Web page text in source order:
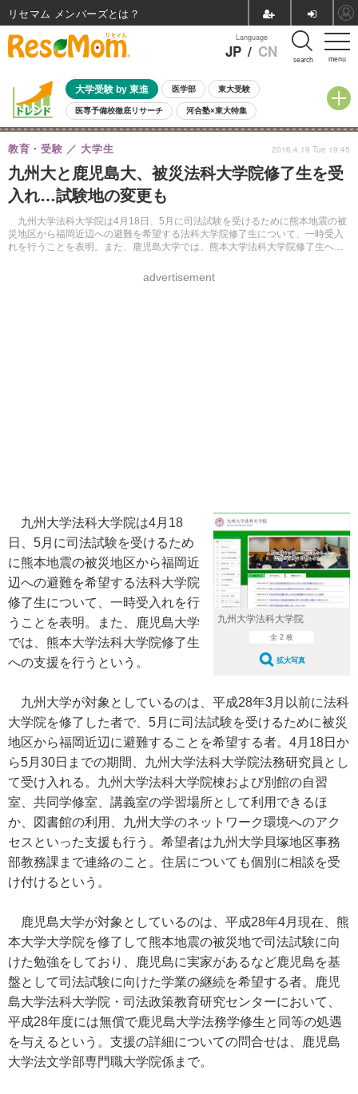
menu
Language
JP / CN search
大学受験 by 東進 医学部 東大受験
医専予備校徹底リサーチ 河合塾×東大特集
親子で考える大学選び 高校受験 中学受験 小学校受験
共通テスト 夏休み
8月開催イベント・WS 全国公立高校 過去問 人気記事
自由研究教材（小学生向け） 自由研究教材（中学生向け）
九州大と鹿児島大、被災法科大学院修了生を受
入れ…試験地の変更も
九州大学法科大学院は4月18日、5月に司法試験を受けるために熊本地震の被
災地区から福岡近辺への避難を希望する法科大学院修了生について、一時受入
れを行うことを表明。また、鹿児島大学では、熊本大学法科大学院修了生への
教育・受験 大学生
advertisement
2016.4.19 Tue 19:45
九州大学法科大学院
全 2 枚
拡大写真
九州大学法科大学院は4月18
日、5月に司法試験を受けるため
に熊本地震の被災地区から福岡近
辺への避難を希望する法科大学院
修了生について、一時受入れを行
うことを表明。また、鹿児島大学
では、熊本大学法科大学院修了生
への支援を行うという。
九州大学が対象としているのは、平成28年3月以前に法科
大学院を修了した者で、5月に司法試験を受けるために被災
地区から福岡近辺に避難することを希望する者。4月18日か
ら5月30日までの期間、九州大学法科大学院法務研究員とし
て受け入れる。九州大学法科大学院棟および別館の自習
室、共同学修室、講義室の学習場所として利用できるほ
か、図書館の利用、九州大学のネットワーク環境へのアク
セスといった支援も行う。希望者は九州大学貝塚地区事務
部教務課まで連絡のこと。住居についても個別に相談を受
け付けるという。
鹿児島大学が対象としているのは、平成28年4月現在、熊
本大学大学院を修了して熊本地震の被災地で司法試験に向
けた勉強をしており、鹿児島に実家があるなど鹿児島を基
盤として司法試験に向けた学業の継続を希望する者。鹿児
島大学法科大学院・司法政策教育研究センターにおいて、
平成28年度には無償で鹿児島大学法務学修生と同等の処遇
を与えるという。支援の詳細についての問合せは、鹿児島
大学法文学部専門職大学院係まで。
リセマム メンバーズ